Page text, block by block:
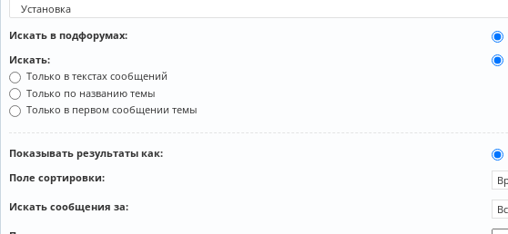
Искать в подфорумах:
Искать:
Только в текстах сообщений
Только по названию темы
Только в первом сообщении темы
Показывать результаты как:
Поле сортировки:
Искать сообщения за: